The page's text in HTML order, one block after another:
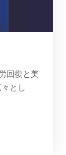
回復と美
とし